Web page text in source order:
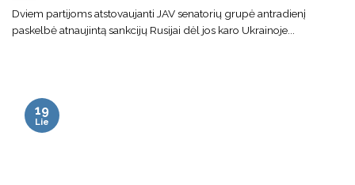
Dviem partijoms atstovaujanti JAV senatorių grupė antradienį
paskelbė atnaujintą sankcijų Rusijai dėl jos karo Ukrainoje...
19
Lie